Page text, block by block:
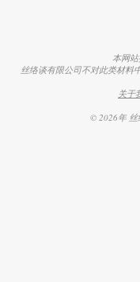
本网站
丝络谈有限公司不对此类材料
关于
© 2026年 丝